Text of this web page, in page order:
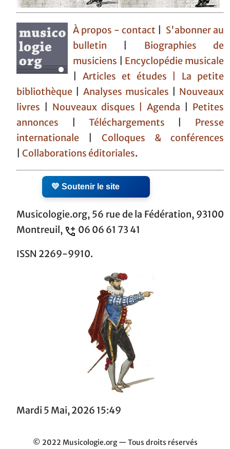
À propos - contact
S'abonner au
bulletin
Biographies de
musiciens
Encyclopédie musicale
|Articles et études | La petite
bibliothèque
Analyses musicales
Nouveaux
livres
Nouveaux disques |Agenda
Petites
annonces
Téléchargements
Presse
internationale
Colloques & conférences
Collaborations éditoriales.
💛 Soutenir le site
Musicologie.org, 56 rue de la Fédération, 93100
Montreuil,
06 06 61 73 41
ISSN 2269-9910.
Mardi 5 Mai, 2026 15:49
© 2022 Musicologie.org — Tous droits réservés